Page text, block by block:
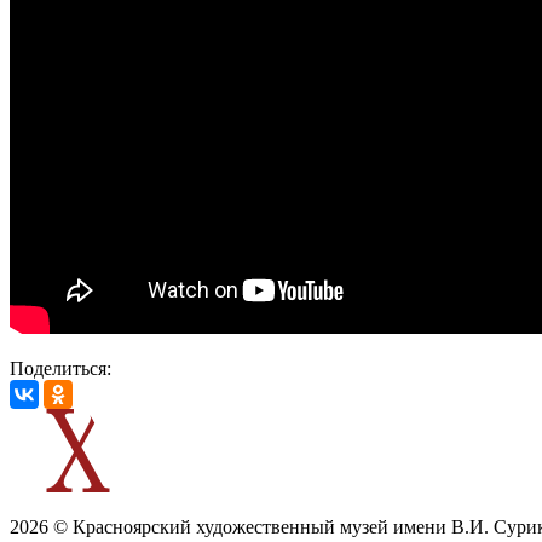
Поделиться:
2026 © Красноярский художественный музей имени В.И.